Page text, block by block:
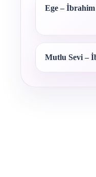
Ege –
Mutlu Sevi –